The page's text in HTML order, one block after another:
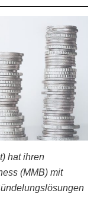
hat ihren
(MMB) mit